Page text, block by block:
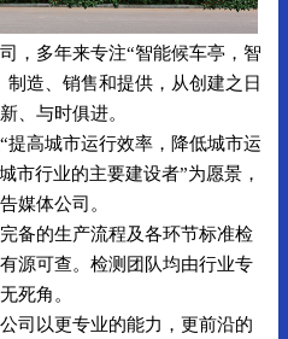
，多年来专注“智能候车亭，智
造、销售和提供，从创建之日
、与时俱进。
提高城市运行效率，降低城市运
市行业的主要建设者”为愿景，
媒体公司。
备的生产流程及各环节标准检
源可查。检测团队均由行业专
死角。
司以更专业的能力，更前沿的